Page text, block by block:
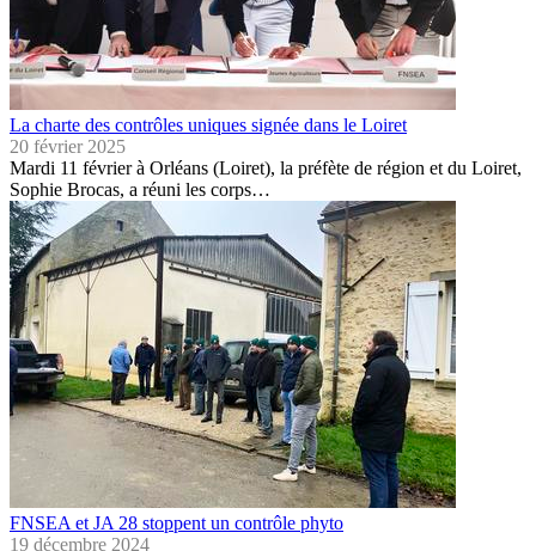
La charte des contrôles uniques signée dans le Loiret
20 février 2025
Mardi 11 février à Orléans (Loiret), la préfète de région et du Loiret,
Sophie Brocas, a réuni les corps…
FNSEA et JA 28 stoppent un contrôle phyto
19 décembre 2024